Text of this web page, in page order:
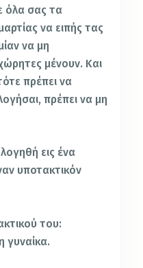
όλα σας τα
να ειπής τας
να μη
μένουν. Και
πρέπει να
πρέπει να μη
εις ένα
υποτακτικόν
του:
γυναίκα.